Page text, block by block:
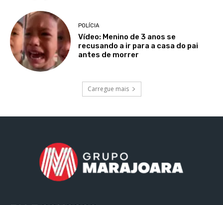
POLÍCIA
Vídeo: Menino de 3 anos se
recusando a ir para a casa do pai
antes de morrer
Carregue mais